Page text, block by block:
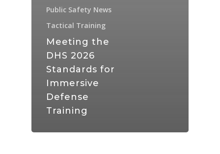
Public Safety News
Tactical Training
Meeting the
DHS 2026
Standards for
Immersive
Defense
Training